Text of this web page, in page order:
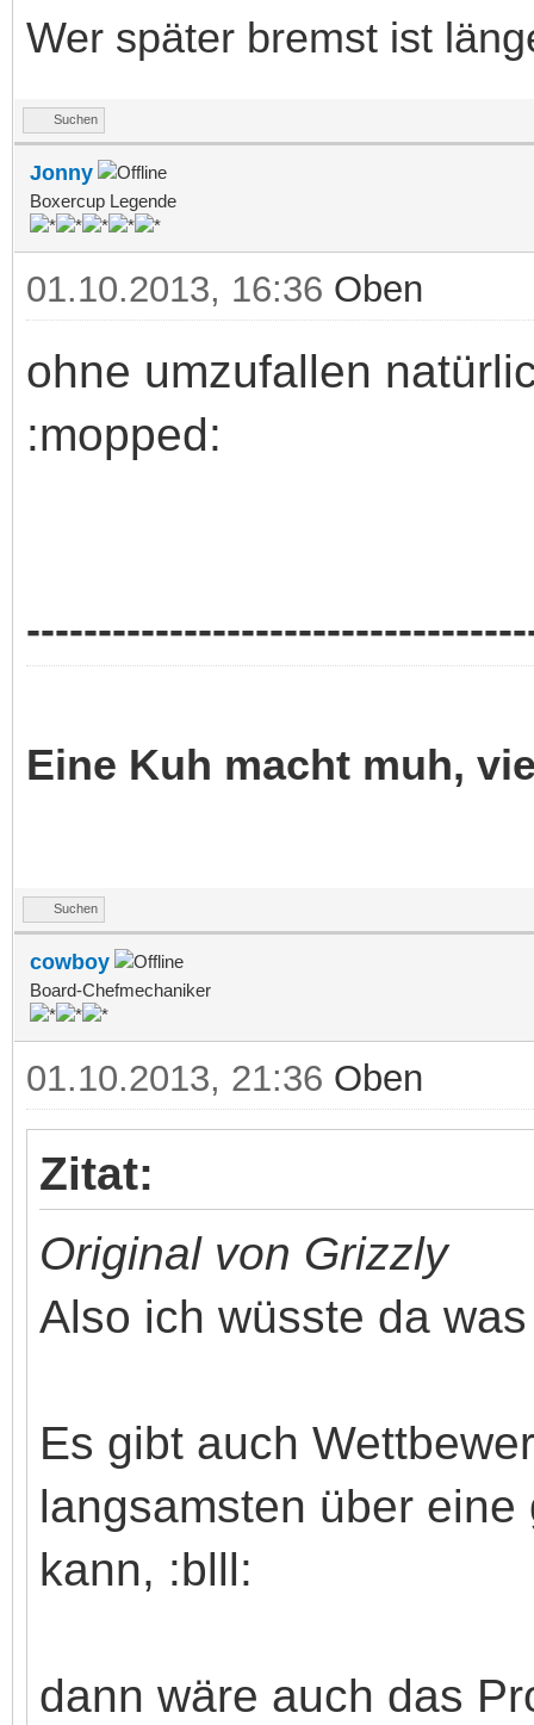
Wer später bremst ist
Suchen
Jonny
Boxercup Legende
01.10.2013, 16:36 Oben
ohne umzufallen
:mopped:
Eine Kuh macht muh,
Suchen
cowboy
Board-Chefmechaniker
01.10.2013, 21:36 Oben
Zitat:
Original von Grizzly
Also ich wüsste da
Es gibt auch
langsamsten über
kann, :blll:
dann wäre auch das